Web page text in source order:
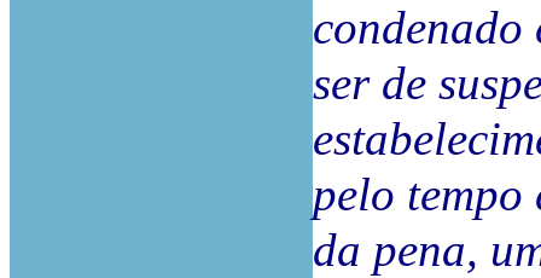
ser de
pelo tempo
da pena,